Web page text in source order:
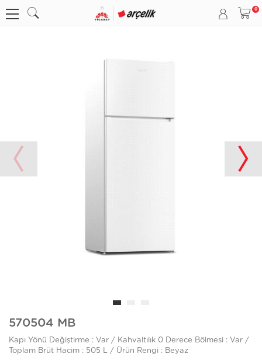
570504 MB
Kapı Yönü Değiştirme : Var / Kahvaltılık 0 Derece Bölmesi : Var /
Toplam Brüt Hacim : 505 L / Ürün Rengi : Beyaz